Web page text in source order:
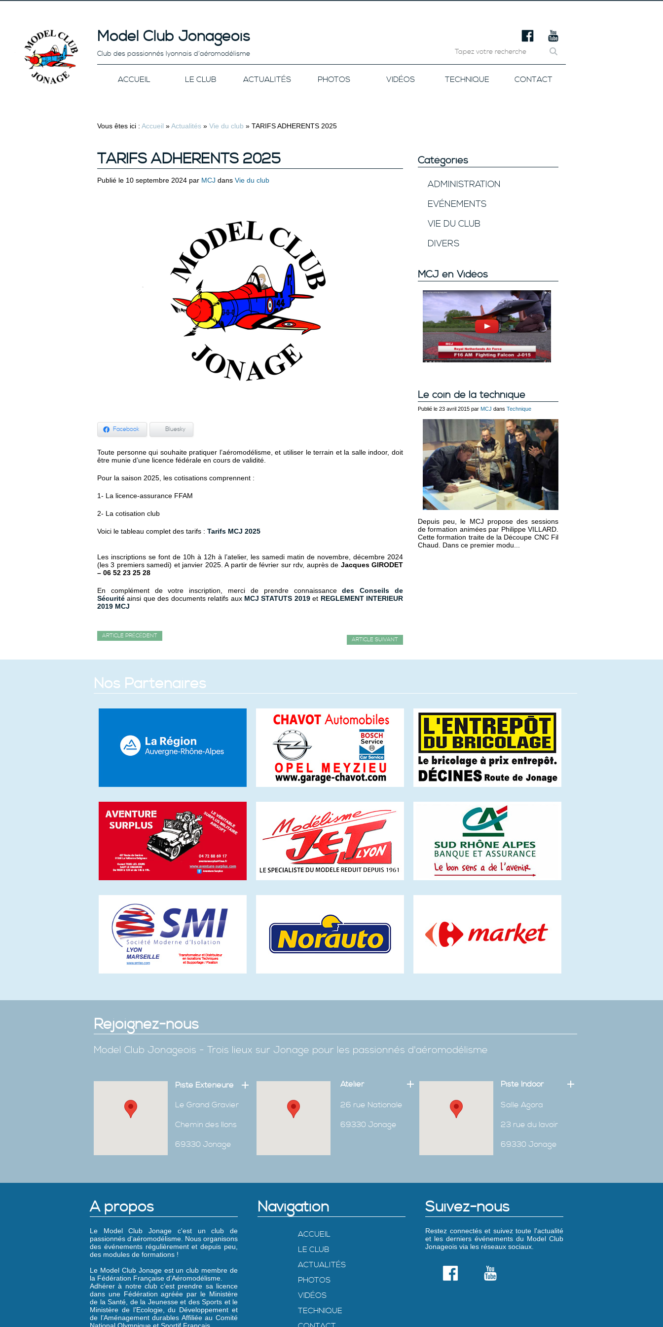
Model Club Jonageois
Club des passionnés lyonnais d’aéromodélisme
ACCUEIL LE CLUB ACTUALITÉS PHOTOS VIDÉOS TECHNIQUE CONTACT
Vous êtes ici : Accueil »Actualités » Vie du club » TARIFS ADHERENTS 2025
TARIFS ADHERENTS 2025
Publié le 10 septembre 2024 par MCJ dans Vie du club
Facebook Bluesky
Toute personne qui souhaite pratiquer l’aéromodélisme, et utiliser le terrain et la salle indoor, doit
être munie d’une licence fédérale en cours de validité.
Pour la saison 2025, les cotisations comprennent :
1- La licence-assurance FFAM
2- La cotisation club
Voici le tableau complet des tarifs : Tarifs MCJ 2025
Les inscriptions se font de 10h à 12h à l’atelier, les samedi matin de novembre, décembre 2024
(les 3 premiers samedi) et janvier 2025. A partir de février sur rdv, auprès de Jacques GIRODET
– 06 52 23 25 28
En complément de votre inscription, merci de prendre connaissancedes Conseils de
Sécurité ainsi que des documents relatifs aux MCJ STATUTS 2019et REGLEMENT INTERIEUR
2019 MCJ
ARTICLE PRÉCÉDENT
ARTICLE SUIVANT
Catégories
ADMINISTRATION
EVÉNEMENTS
VIE DU CLUB
DIVERS
MCJ en Vidéos
Le coin de la technique
Publié le 23 avril 2015 par MCJ dans Technique
Depuis peu, le MCJ propose des sessions
de formation animées par Philippe VILLARD.
Cette formation traite de la Découpe CNC Fil
Chaud. Dans ce premier modu...
Nos Partenaires
Rejoignez-nous
Model Club Jonageois - Trois lieux sur Jonage pour les passionnés d'aéromodélisme
Piste Extérieure
Le Grand Gravier
Chemin des Ilons
69330 Jonage
Atelier
26 rue Nationale
69330 Jonage
Piste Indoor
Salle Agora
23 rue du lavoir
69330 Jonage
A propos
Le Model Club Jonage c'est un club de
passionnés d'aéromodélisme. Nous organisons
des événements régulièrement et depuis peu,
des modules de formations !
Le Model Club Jonage est un club membre de
la Fédération Française d’Aéromodélisme.
Adhérer à notre club c’est prendre sa licence
dans une Fédération agréée par le Ministère
de la Santé, de la Jeunesse et des Sports et le
Ministère de l’Ecologie, du Développement et
de l’Aménagement durables Affiliée au Comité
Navigation
ACCUEIL
LE CLUB
ACTUALITÉS
PHOTOS
VIDÉOS
TECHNIQUE
Suivez-nous
Restez connectés et suivez toute l'actualité
et les derniers événements du Model Club
Jonageois via les réseaux sociaux.